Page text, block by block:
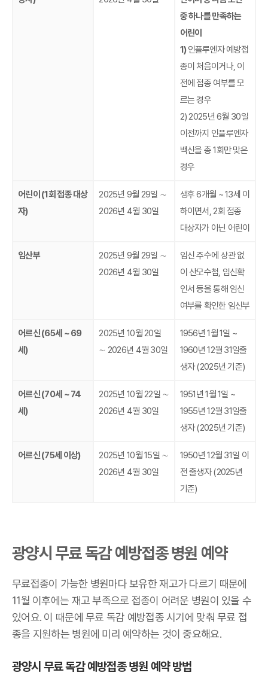
중 하나를 만족하는
어린이
1)인플루엔자 예방접
종이 처음이거나, 이
전에 접종 여부를 모
르는 경우
2) 2025년 6월 30일
이전까지 인플루엔자
백신을 총 1회만 맞은
경우
어린이 (1회 접종 대상
자)
2025년 9월 29일 ∼
2026년 4월 30일
생후 6개월 ~ 13세 이
하이면서, 2회 접종
대상자가 아닌 어린이
임산부
2025년 9월 29일 ∼
2026년 4월 30일
임신 주수에 상관 없
이 산모수첩, 임신확
인서 등을 통해 임신
여부를 확인한 임신부
어르신 (65세 ~ 69
세)
2025년 10월 20일
∼ 2026년 4월 30일
1956년 1월 1일 ~
1960년 12월 31일출
생자 (2025년 기준)
어르신 (70세 ~ 74
세)
2025년 10월 22일 ∼
2026년 4월 30일
1951년 1월 1일 ~
1955년 12월 31일출
생자 (2025년 기준)
어르신 (75세 이상)
2025년 10월 15일 ∼
2026년 4월 30일
1950년 12월 31일 이
전 출생자 (2025년
기준)
광양시 무료 독감 예방접종 병원 예약
무료접종이 가능한 병원마다 보유한 재고가 다르기 때문에
11월 이후에는 재고 부족으로 접종이 어려운 병원이 있을 수
있어요. 이 때문에 무료 독감 예방접종 시기에 맞춰 무료 접
종을 지원하는 병원에 미리 예약하는 것이 중요해요.
광양시 무료 독감 예방접종 병원 예약 방법